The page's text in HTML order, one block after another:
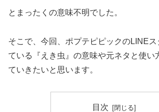
とまったくの意味不明でした。
そこで、今回、ポプテピピックのLINE
ている『えき虫』の意味や元ネタと使い
ていきたいと思います。
目次